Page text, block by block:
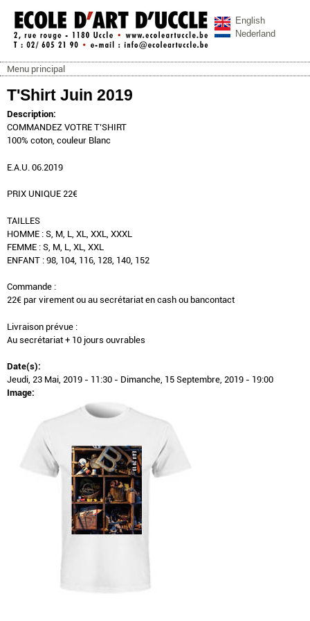
Aller au contenu principal
ecoleartuccle.be
English
Nederland
Menu principal
Menu principal
T'Shirt Juin 2019
Description:
COMMANDEZ VOTRE T’SHIRT
100% coton, couleur Blanc
E.A.U. 06.2019
PRIX UNIQUE 22€
TAILLES
HOMME : S, M, L, XL, XXL, XXXL
FEMME : S, M, L, XL, XXL
ENFANT : 98, 104, 116, 128, 140, 152
Commande :
22€ par virement ou au secrétariat en cash ou bancontact
Livraison prévue :
Au secrétariat + 10 jours ouvrables
Date(s):
Jeudi, 23 Mai, 2019 - 11:30 - Dimanche, 15 Septembre, 2019 - 19:00
Image: